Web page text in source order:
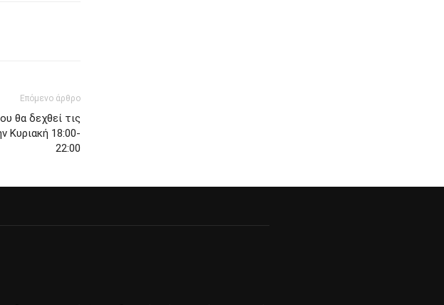
Επόμενο άρθρο
θα δεχθεί τις
Κυριακή 18:00-
22:00